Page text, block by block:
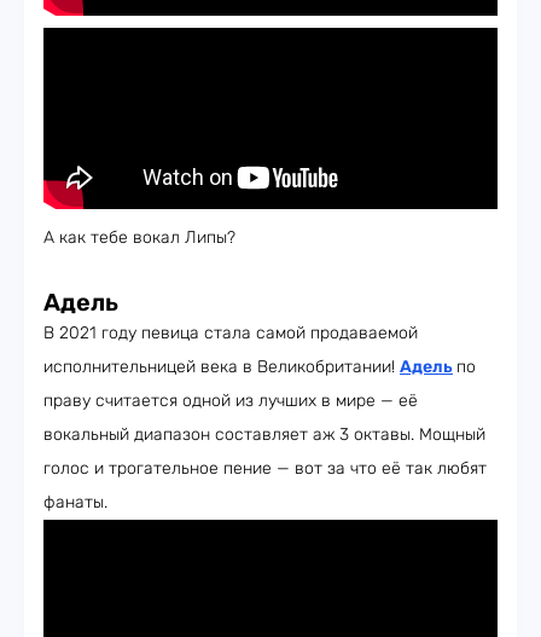
А как тебе вокал Липы?
Адель
В 2021 году певица стала самой продаваемой
исполнительницей века в Великобритании! Адель по
праву считается одной из лучших в мире — её
вокальный диапазон составляет аж 3 октавы. Мощный
голос и трогательное пение — вот за что её так любят
фанаты.